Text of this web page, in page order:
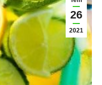
26
2021